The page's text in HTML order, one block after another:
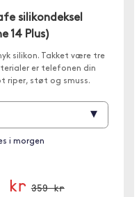
silikondeksel
14 Plus)
silikon. Takket være tre
er telefonen din
riper, støt og smuss.
▾
i morgen
kr 359 kr